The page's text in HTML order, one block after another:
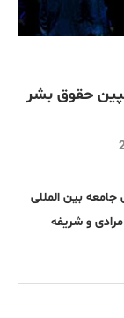
حقوق بشر
جامعه بین المللی
و شریفه